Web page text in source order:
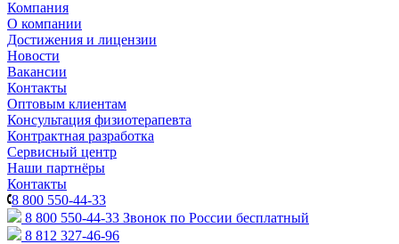
Компания
О компании
Достижения и лицензии
Новости
Вакансии
Контакты
Оптовым клиентам
Консультация физиотерапевта
Контрактная разработка
Сервисный центр
Наши партнёры
Контакты
8 800 550-44-33
8 800 550-44-33 Звонок по России бесплатный
8 812 327-46-96